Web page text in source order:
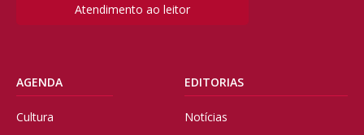
Atendimento ao leitor
AGENDA
Cultura
EDITORIAS
Notícias